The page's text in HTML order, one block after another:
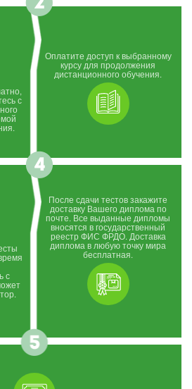
с
Оплатите доступ к выбранному
курсу для продолжения
дистанционного обучения.
с
После сдачи тестов закажите
доставку Вашего диплома по
почте. Все выданные дипломы
вносятся в государственный
реестр ФИС ФРДО. Доставка
диплома в любую точку мира
бесплатная.